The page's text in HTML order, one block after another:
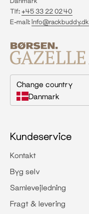
Tlf:+45 33 22 02 40
E-mail:info@rackbuddy.dk
Change country
Danmark
Kundeservice
Kontakt
Byg selv
Samlevejledning
Fragt & levering